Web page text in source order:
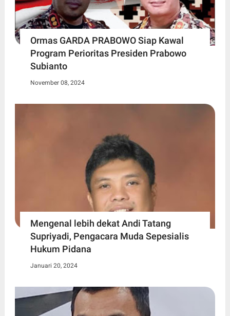
Ormas GARDA PRABOWO Siap Kawal
Program Perioritas Presiden Prabowo
Subianto
November 08, 2024
Mengenal lebih dekat Andi Tatang
Supriyadi, Pengacara Muda Sepesialis
Hukum Pidana
Januari 20, 2024